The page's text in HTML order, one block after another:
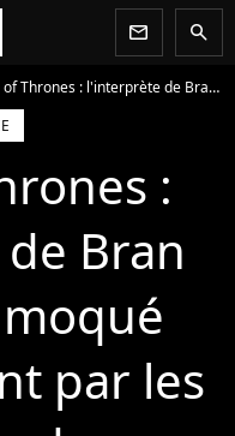
newsletter search
l'interprète de Bran harcelé et moqué méchamment par les fans à cause de son rôle
:
Bran
par les